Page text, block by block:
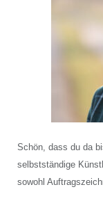
Schön, dass du da
selbstständige
sowohl